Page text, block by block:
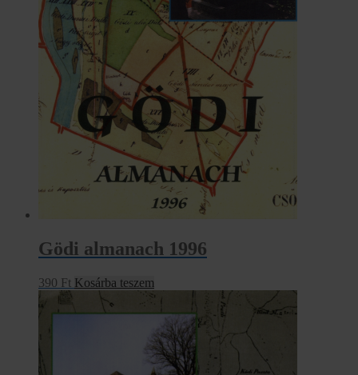
Gödi almanach 1996
390 Ft Kosárba teszem